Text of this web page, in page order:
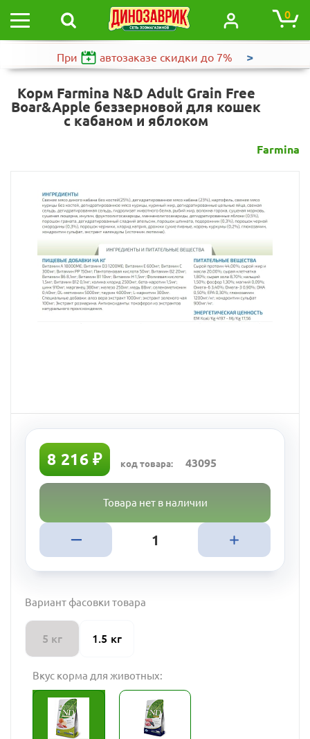
0
При автозаказе скидки до 7% >
Корм Farmina N&D Adult Grain Free
Boar&Apple беззерновой для кошек
с кабаном и яблоком
Farmina
8 216 ₽ код товара: 43095
Товара нет в наличии
Вариант фасовки товара
5 кг 1.5 кг
Вкус корма для животных: